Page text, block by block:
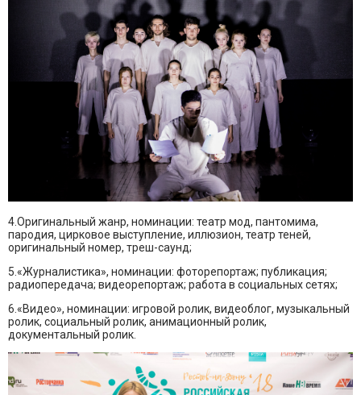
4.Оригинальный жанр, номинации: театр мод, пантомима,
пародия, цирковое выступление, иллюзион, театр теней,
оригинальный номер, треш-саунд;
5.«Журналистика», номинации: фоторепортаж; публикация;
радиопередача; видеорепортаж; работа в социальных сетях;
6.«Видео», номинации: игровой ролик, видеоблог, музыкальный
ролик, социальный ролик, анимационный ролик,
документальный ролик.